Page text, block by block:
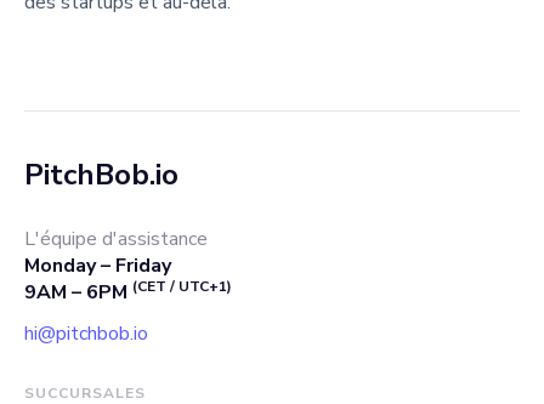
PitchBob.io
L'équipe d'assistance
Monday – Friday
9AM – 6PM (CET / UTC+1)
hi@pitchbob.io
SUCCURSALES